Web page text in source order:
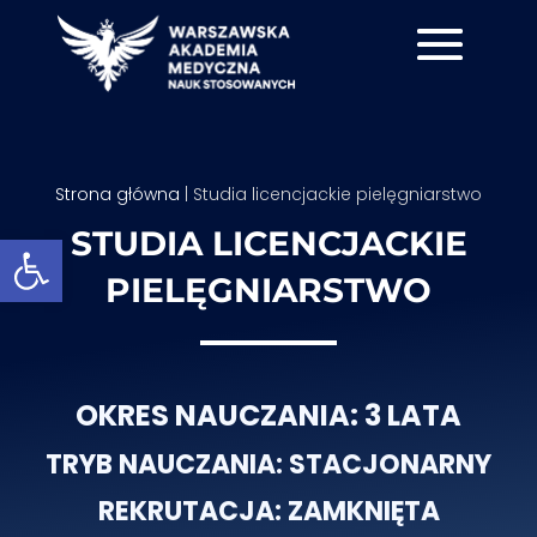
Strona główna Studia licencjackie pielęgniarstwo
STUDIA LICENCJACKIE
PIELĘGNIARSTWO
OKRES NAUCZANIA: 3 LATA
TRYB NAUCZANIA: STACJONARNY
REKRUTACJA: ZAMKNIĘTA
Otwórz pasek narzędzi